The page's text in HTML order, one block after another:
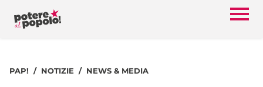
PAP! NOTIZIE NEWS & MEDIA